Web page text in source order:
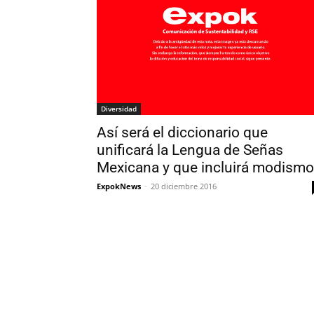
Diversidad
Así será el diccionario que
unificará la Lengua de Señas
Mexicana y que incluirá
ExpokNews - 20 diciembre 2016